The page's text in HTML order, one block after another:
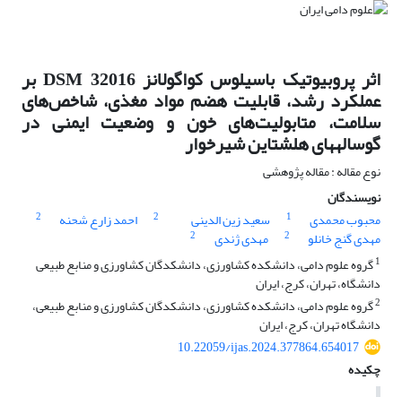
اثر پروبیوتیک باسیلوس کواگولانز DSM 32016 بر
عملکرد رشد، قابلیت هضم مواد مغذی، شاخص‌های
سلامت، متابولیت‌های خون و وضعیت ایمنی در
گوسالههای هلشتاین شیرخوار
نوع مقاله : مقاله پژوهشی
نویسندگان
محبوب محمدی
1 سعید زین الدینی 2 احمد زارع شحنه 2
مهدی گنج خانلو 2 مهدی ژندی
2
1گروه علوم دامی، دانشکده کشاورزی، دانشکدگان کشاورزی و منابع طبیعی
دانشگاه، تهران، کرج، ایران
2گروه علوم دامی، دانشکده کشاورزی، دانشکدگان کشاورزی و منابع طبیعی،
دانشگاه تهران، کرج، ایران
10.22059/ijas.2024.377864.654017
چکیده